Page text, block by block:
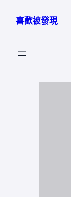
喜歡被發現